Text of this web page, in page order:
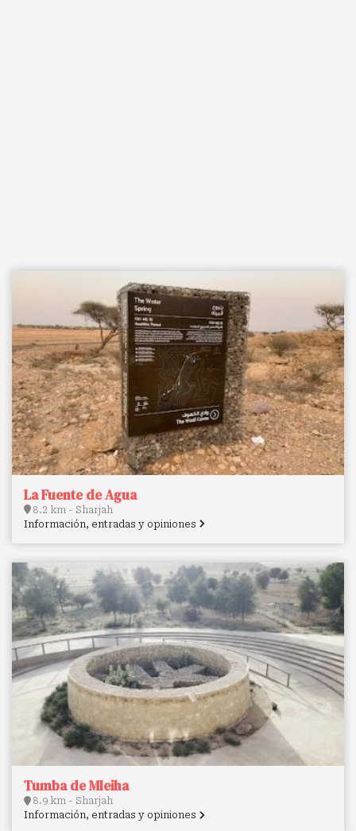
La Fuente de Agua
8.2 km - Sharjah
Información, entradas y opiniones
Tumba de Mleiha
8.9 km - Sharjah
Información, entradas y opiniones